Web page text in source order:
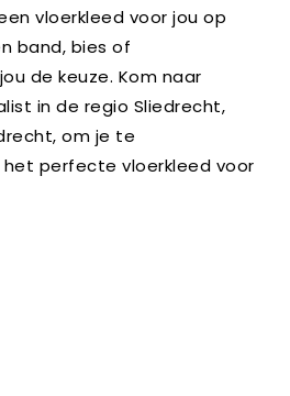
vloerkleed voor jou op
band, bies of
de keuze. Kom naar
in de regio Sliedrecht,
om je te
perfecte vloerkleed voor